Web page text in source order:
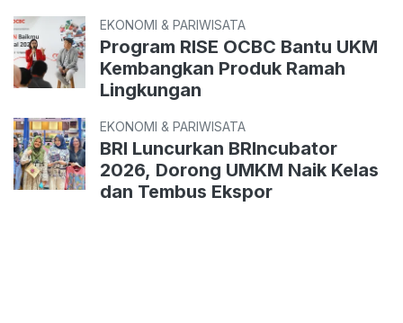
EKONOMI & PARIWISATA
Program RISE OCBC Bantu UKM
Kembangkan Produk Ramah
Lingkungan
EKONOMI & PARIWISATA
BRI Luncurkan BRIncubator
2026, Dorong UMKM Naik Kelas
dan Tembus Ekspor